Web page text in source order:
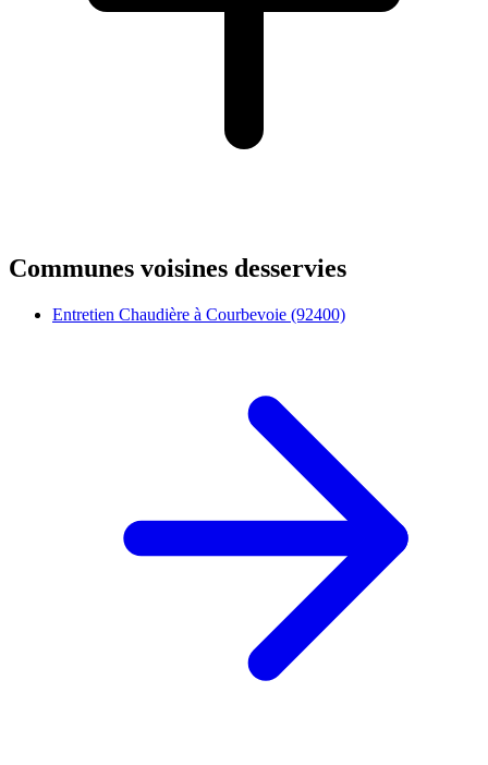
Communes voisines desservies
Entretien Chaudière à Courbevoie (92400)